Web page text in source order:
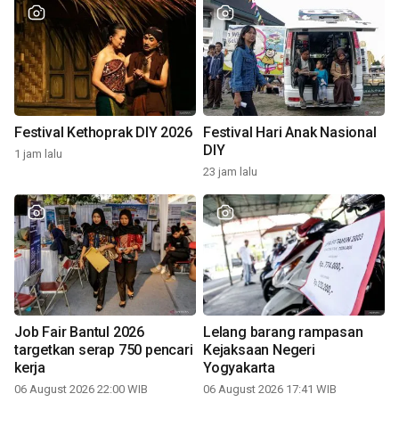
Festival Kethoprak DIY 2026
1 jam lalu
Festival Hari Anak Nasional
DIY
23 jam lalu
Job Fair Bantul 2026
targetkan serap 750 pencari
kerja
06 August 2026 22:00 WIB
Lelang barang rampasan
Kejaksaan Negeri
Yogyakarta
06 August 2026 17:41 WIB